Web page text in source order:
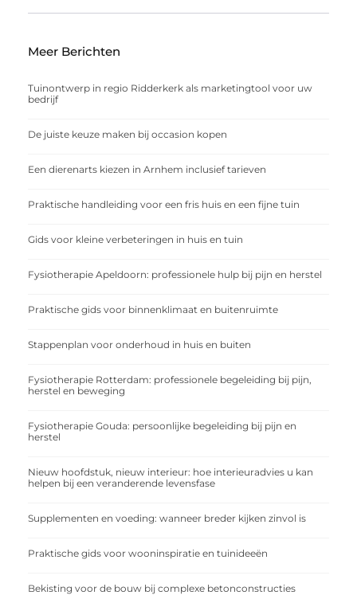
Meer Berichten
Tuinontwerp in regio Ridderkerk als marketingtool voor uw
bedrijf
De juiste keuze maken bij occasion kopen
Een dierenarts kiezen in Arnhem inclusief tarieven
Praktische handleiding voor een fris huis en een fijne tuin
Gids voor kleine verbeteringen in huis en tuin
Fysiotherapie Apeldoorn: professionele hulp bij pijn en herstel
Praktische gids voor binnenklimaat en buitenruimte
Stappenplan voor onderhoud in huis en buiten
Fysiotherapie Rotterdam: professionele begeleiding bij pijn,
herstel en beweging
Fysiotherapie Gouda: persoonlijke begeleiding bij pijn en
herstel
Nieuw hoofdstuk, nieuw interieur: hoe interieuradvies u kan
helpen bij een veranderende levensfase
Supplementen en voeding: wanneer breder kijken zinvol is
Praktische gids voor wooninspiratie en tuinideeën
Bekisting voor de bouw bij complexe betonconstructies